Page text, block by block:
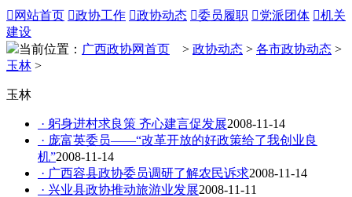
 网站首页 政协工作 政协动态 委员履职 党派团体 机关
建设
当前位置： 广西政协网首页 > 政协动态 > 各市政协动态 >
玉林 >
玉林
· 躬身进村求良策 齐心建言促发展2008-11-14
· 庞富英委员——“改革开放的好政策给了我创业良
机”2008-11-14
· 广西容县政协委员调研了解农民诉求2008-11-14
· 兴业县政协推动旅游业发展2008-11-11